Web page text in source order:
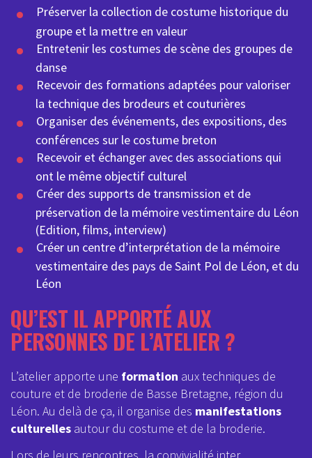
Préserver la collection de costume historique du
groupe et la mettre en valeur
Entretenir les costumes de scène des groupes de
danse
Recevoir des formations adaptées pour valoriser
la technique des brodeurs et couturières
Organiser des événements, des expositions, des
conférences sur le costume breton
Recevoir et échanger avec des associations qui
ont le même objectif culturel
Créer des supports de transmission et de
préservation de la mémoire vestimentaire du Léon
(Edition, films, interview)
Créer un centre d’interprétation de la mémoire
vestimentaire des pays de Saint Pol de Léon, et du
Léon
QU’EST IL APPORTÉ AUX
PERSONNES DE L’ATELIER ?
L’atelier apporte une formation aux techniques de
couture et de broderie de Basse Bretagne, région du
Léon. Au delà de ça, il organise des manifestations
culturelles autour du costume et de la broderie.
Lors de leurs rencontres, la convivialité inter